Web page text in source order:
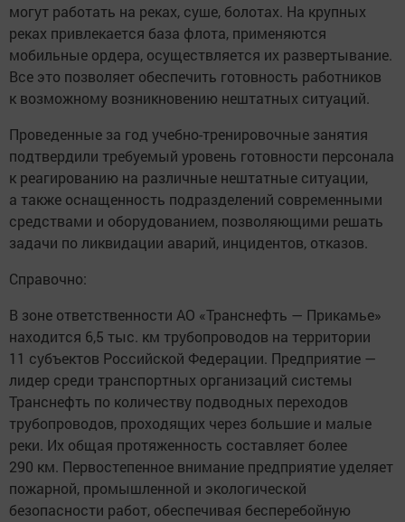
могут работать на реках, суше, болотах. На крупных
реках привлекается база флота, применяются
мобильные ордера, осуществляется их развертывание.
Все это позволяет обеспечить готовность работников
к возможному возникновению нештатных ситуаций.
Проведенные за год учебно-тренировочные занятия
подтвердили требуемый уровень готовности персонала
к реагированию на различные нештатные ситуации,
а также оснащенность подразделений современными
средствами и оборудованием, позволяющими решать
задачи по ликвидации аварий, инцидентов, отказов.
Справочно:
В зоне ответственности АО «Транснефть — Прикамье»
находится 6,5 тыс. км трубопроводов на территории
11 субъектов Российской Федерации. Предприятие —
лидер среди транспортных организаций системы
Транснефть по количеству подводных переходов
трубопроводов, проходящих через большие и малые
реки. Их общая протяженность составляет более
290 км. Первостепенное внимание предприятие уделяет
пожарной, промышленной и экологической
безопасности работ, обеспечивая бесперебойную